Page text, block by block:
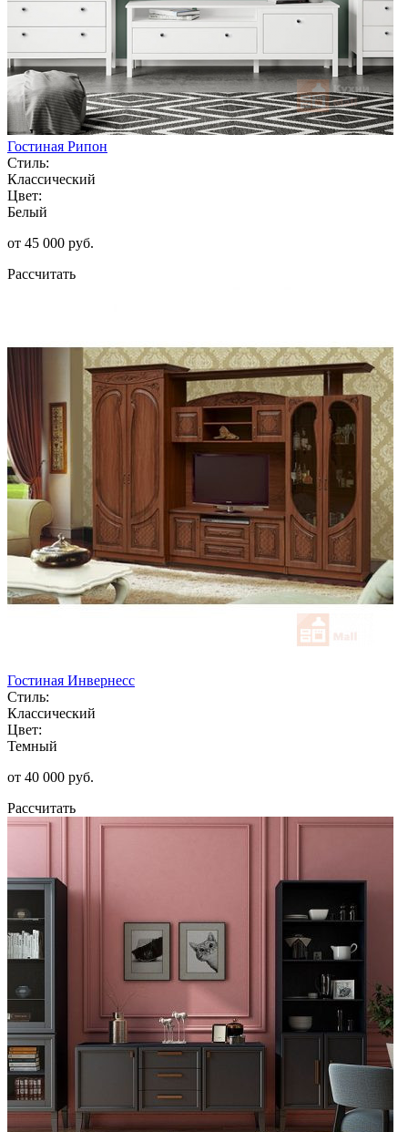
Гостиная Рипон
Стиль:
Классический
Цвет:
Белый
от 45 000 руб.
Рассчитать
Гостиная Инвернесс
Стиль:
Классический
Цвет:
Темный
от 40 000 руб.
Рассчитать